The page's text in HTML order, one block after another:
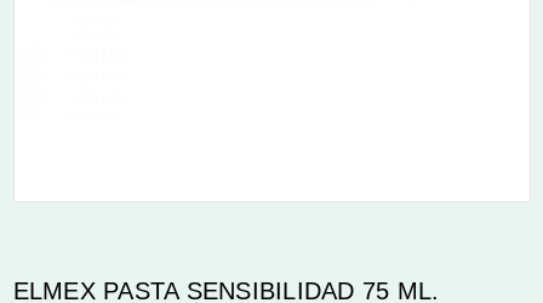
ELMEX PASTA SENSIBILIDAD 75 ML.